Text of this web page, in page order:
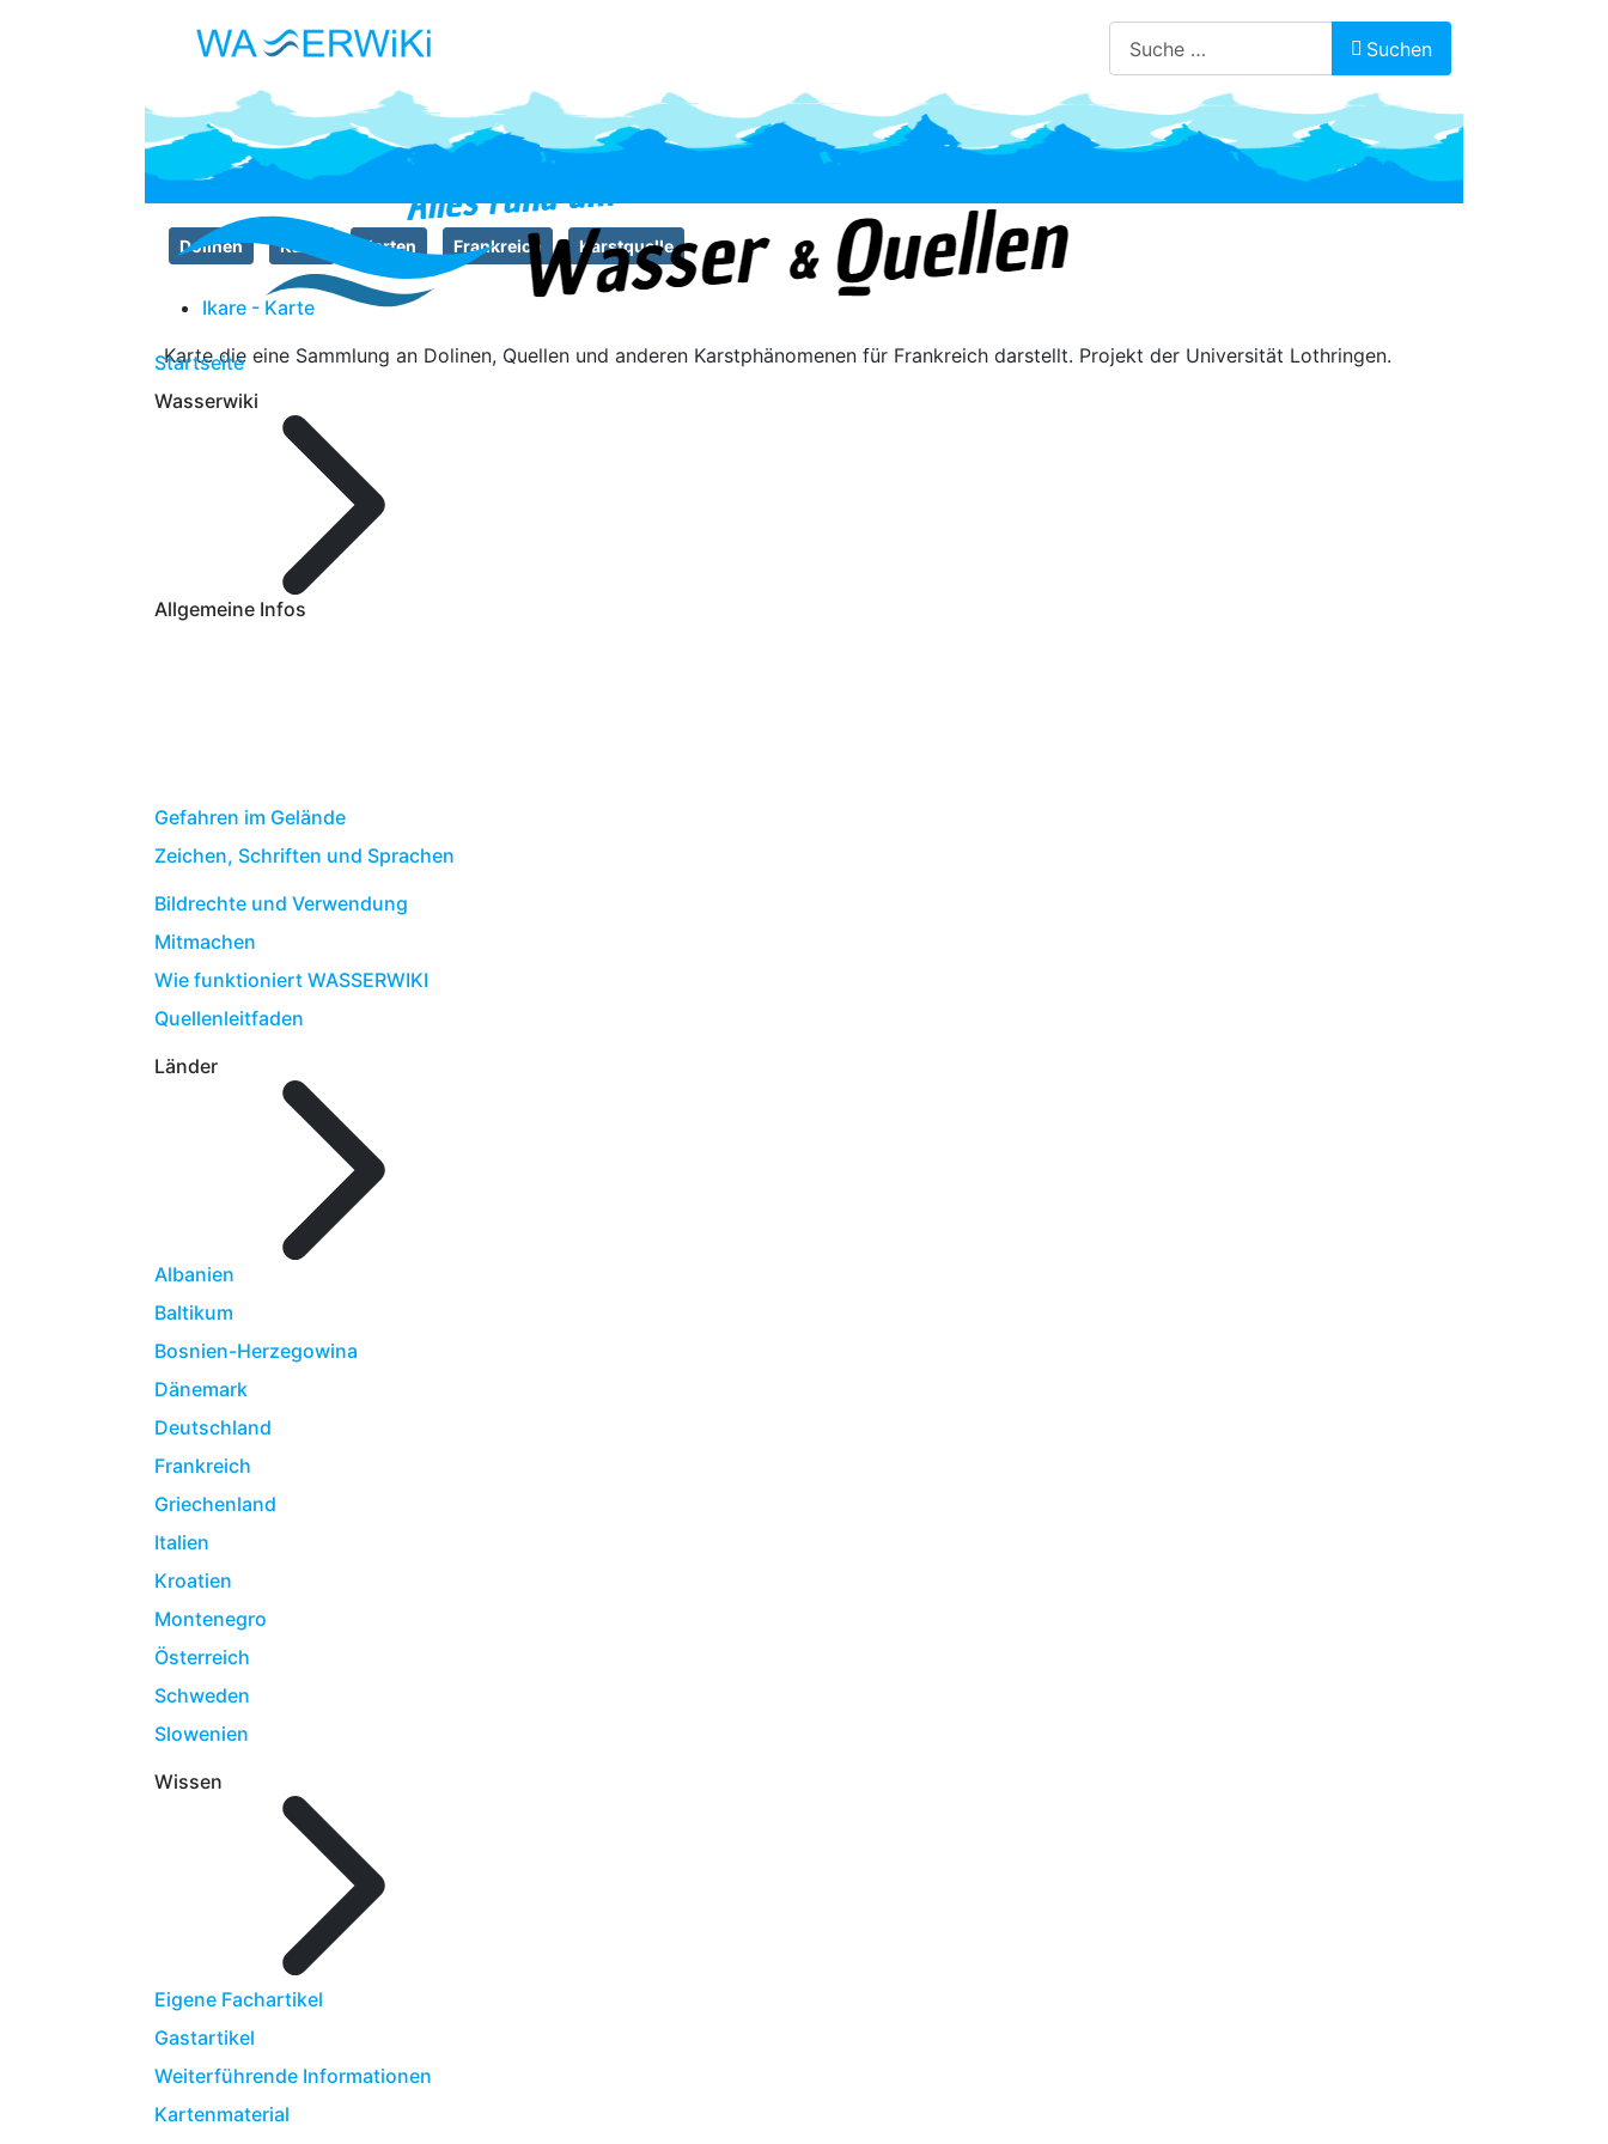
Suchen
Startseite
Wasserwiki
Allgemeine Infos
Gefahren im Gelände
Zeichen, Schriften und Sprachen
Bildrechte und Verwendung
Mitmachen
Wie funktioniert WASSERWIKI
Quellenleitfaden
Länder
Albanien
Baltikum
Bosnien-Herzegowina
Dänemark
Deutschland
Frankreich
Griechenland
Italien
Kroatien
Montenegro
Österreich
Schweden
Slowenien
Wissen
Eigene Fachartikel
Gastartikel
Weiterführende Informationen
Kartenmaterial
Dolinen Karst Karten Frankreich Karstquelle
Ikare - Karte
Karte die eine Sammlung an Dolinen, Quellen und anderen Karstphänomenen für Frankreich darstellt. Projekt der Universität Lothringen.